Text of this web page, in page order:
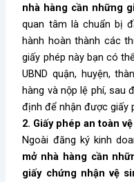
nhà hàng cần những
quan tâm là chuẩn bị
hành hoàn thành các
giấy phép này bạn có
UBND quận, huyện,
hàng và nộp lệ phí, sau
định để nhận được giấy
2. Giấy phép an toàn
Ngoài đăng ký kinh
mở nhà hàng cần
giấy chứng nhận vệ